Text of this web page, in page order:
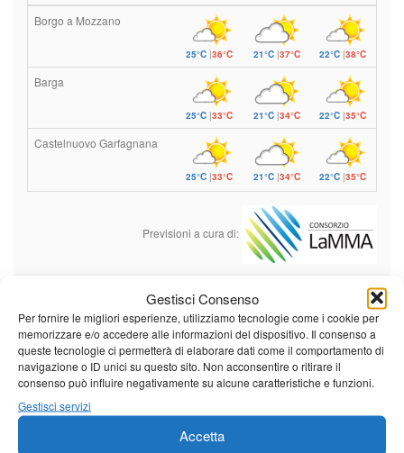
Gestisci Consenso
Per fornire le migliori esperienze, utilizziamo tecnologie come i cookie per
memorizzare e/o accedere alle informazioni del dispositivo. Il consenso a
queste tecnologie ci permetterà di elaborare dati come il comportamento di
navigazione o ID unici su questo sito. Non acconsentire o ritirare il
consenso può influire negativamente su alcune caratteristiche e funzioni.
Gestisci servizi
Accetta
Borgo a Mozzano
25°C|36°C 21°C|37°C 22°C |38°C
Barga
25°C|33°C 21°C|34°C 22°C |35°C
Castelnuovo Garfagnana
25°C|33°C 21°C|34°C 22°C |35°C
Previsioni a cura di:
Calendario eventi
« Lug Agosto 2026
Set »
L
M M G V S
D
1
2
6